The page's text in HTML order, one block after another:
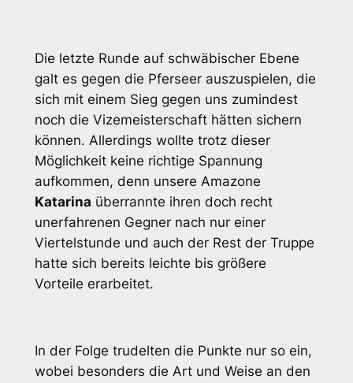
Die letzte Runde auf schwäbischer Ebene
galt es gegen die Pferseer auszuspielen, die
sich mit einem Sieg gegen uns zumindest
noch die Vizemeisterschaft hätten sichern
können. Allerdings wollte trotz dieser
Möglichkeit keine richtige Spannung
aufkommen, denn unsere Amazone
Katarina überrannte ihren doch recht
unerfahrenen Gegner nach nur einer
Viertelstunde und auch der Rest der Truppe
hatte sich bereits leichte bis größere
Vorteile erarbeitet.
In der Folge trudelten die Punkte nur so ein,
wobei besonders die Art und Weise an den